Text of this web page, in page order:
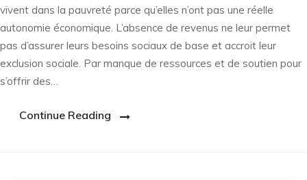
vivent dans la pauvreté parce qu’elles n’ont pas une réelle
autonomie économique. L’absence de revenus ne leur permet
pas d’assurer leurs besoins sociaux de base et accroit leur
exclusion sociale. Par manque de ressources et de soutien pour
s’offrir des…
Continue Reading